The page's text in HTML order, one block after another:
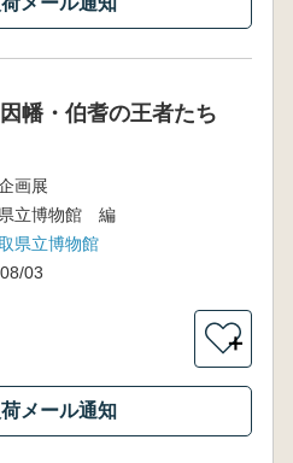
幡・伯耆の王者たち
画展
立博物館 編
県立博物館
03
＋
メール通知